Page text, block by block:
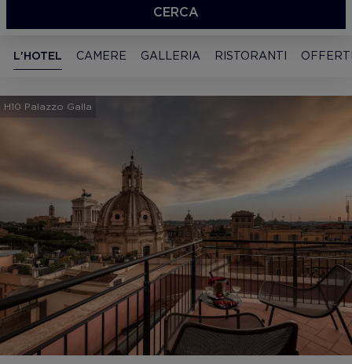
CERCA
L'HOTEL CAMERE GALLERIA RISTORANTI
H10 Palazzo Galla